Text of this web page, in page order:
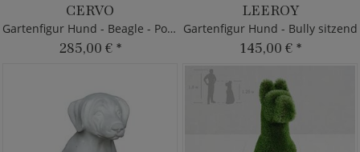
CERVO
Gartenfigur Hund - Beagle - Polystone
285,00 € *
LEEROY
Gartenfigur Hund - Bully sitzend
145,00 € *